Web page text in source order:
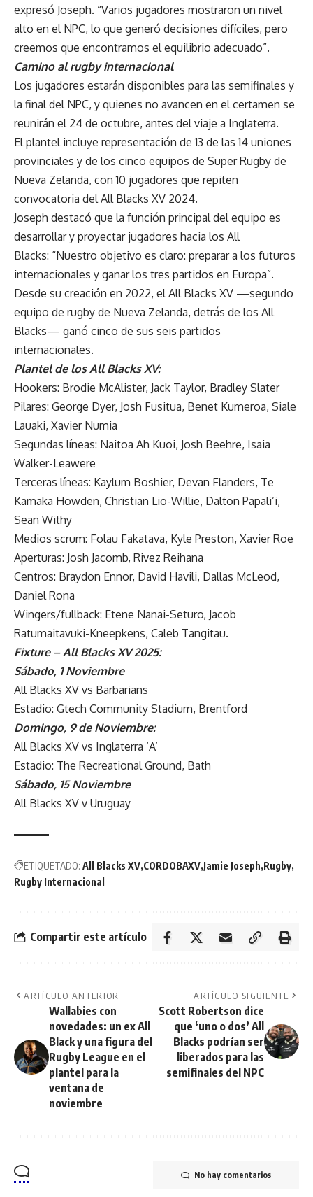
expresó Joseph. “Varios jugadores mostraron un nivel
alto en el NPC, lo que generó decisiones difíciles, pero
creemos que encontramos el equilibrio adecuado”.
Camino al rugby internacional
Los jugadores estarán disponibles para las semifinales y
la final del NPC, y quienes no avancen en el certamen se
reunirán el 24 de octubre, antes del viaje a Inglaterra.
El plantel incluye representación de 13 de las 14 uniones
provinciales y de los cinco equipos de Super Rugby de
Nueva Zelanda, con 10 jugadores que repiten
convocatoria del All Blacks XV 2024.
Joseph destacó que la función principal del equipo es
desarrollar y proyectar jugadores hacia los All
Blacks: “Nuestro objetivo es claro: preparar a los futuros
internacionales y ganar los tres partidos en Europa”.
Desde su creación en 2022, el All Blacks XV —segundo
equipo de rugby de Nueva Zelanda, detrás de los All
Blacks— ganó cinco de sus seis partidos
internacionales.
Plantel de los All Blacks XV:
Hookers: Brodie McAlister, Jack Taylor, Bradley Slater
Pilares: George Dyer, Josh Fusitua, Benet Kumeroa, Siale
Lauaki, Xavier Numia
Segundas líneas: Naitoa Ah Kuoi, Josh Beehre, Isaia
Walker-Leawere
Terceras líneas: Kaylum Boshier, Devan Flanders, Te
Kamaka Howden, Christian Lio-Willie, Dalton Papali’i,
Sean Withy
Medios scrum: Folau Fakatava, Kyle Preston, Xavier Roe
Aperturas: Josh Jacomb, Rivez Reihana
Centros: Braydon Ennor, David Havili, Dallas McLeod,
Daniel Rona
Wingers/fullback: Etene Nanai-Seturo, Jacob
Ratumaitavuki-Kneepkens, Caleb Tangitau.
Fixture – All Blacks XV 2025:
Sábado, 1 Noviembre
All Blacks XV vs Barbarians
Estadio: Gtech Community Stadium, Brentford
Domingo, 9 de Noviembre:
All Blacks XV vs Inglaterra ‘A’
Estadio: The Recreational Ground, Bath
Sábado, 15 Noviembre
All Blacks XV v Uruguay
ETIQUETADO: All Blacks XV CORDOBAXV Jamie Joseph Rugby
Rugby Internacional
Compartir este artículo
ARTÍCULO ANTERIOR
Wallabies con
novedades: un ex All
Black y una figura del
Rugby League en el
plantel para la
ventana de
noviembre
ARTÍCULO SIGUIENTE
Scott Robertson dice
que ‘uno o dos’ All
Blacks podrían ser
liberados para las
semifinales del NPC
No hay comentarios